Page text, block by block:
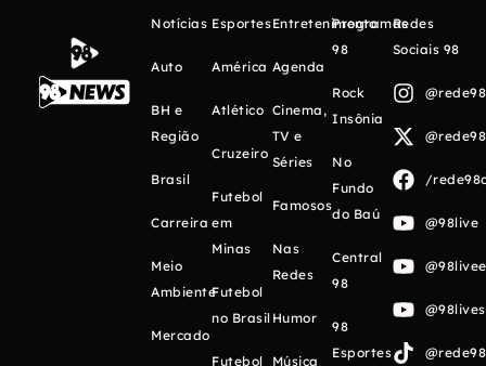
Notícias
Auto
BH e
Região
Brasil
Carreira
Meio
Ambiente
Mercado
Esportes
América
Atlético
Cruzeiro
Futebol
em
Minas
Futebol
no Brasil
Futebol
Entretenimento
Agenda
Cinema,
TV e
Séries
Famosos
Nas
Redes
Humor
Música
Programas
98
Rock
Insônia
No
Fundo
do Baú
Central
98
98
Esportes
Redes
Sociais 98
/
@98live